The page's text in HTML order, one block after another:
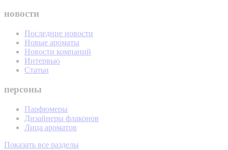
новости
Последние новости
Новые ароматы
Новости компаний
Интервью
Статьи
персоны
Парфюмеры
Дизайнеры флаконов
Лица ароматов
Показать все разделы